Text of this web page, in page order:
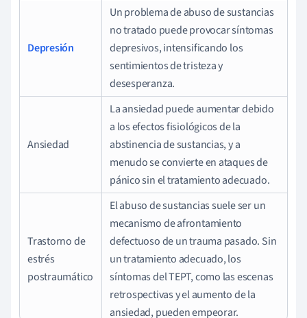
Depresión
Un problema de abuso de sustancias
no tratado puede provocar síntomas
depresivos, intensificando los
sentimientos de tristeza y
desesperanza.
Ansiedad
La ansiedad puede aumentar debido
a los efectos fisiológicos de la
abstinencia de sustancias, y a
menudo se convierte en ataques de
pánico sin el tratamiento adecuado.
Trastorno de
estrés
postraumático
El abuso de sustancias suele ser un
mecanismo de afrontamiento
defectuoso de un trauma pasado. Sin
un tratamiento adecuado, los
síntomas del TEPT, como las escenas
retrospectivas y el aumento de la
ansiedad, pueden empeorar.